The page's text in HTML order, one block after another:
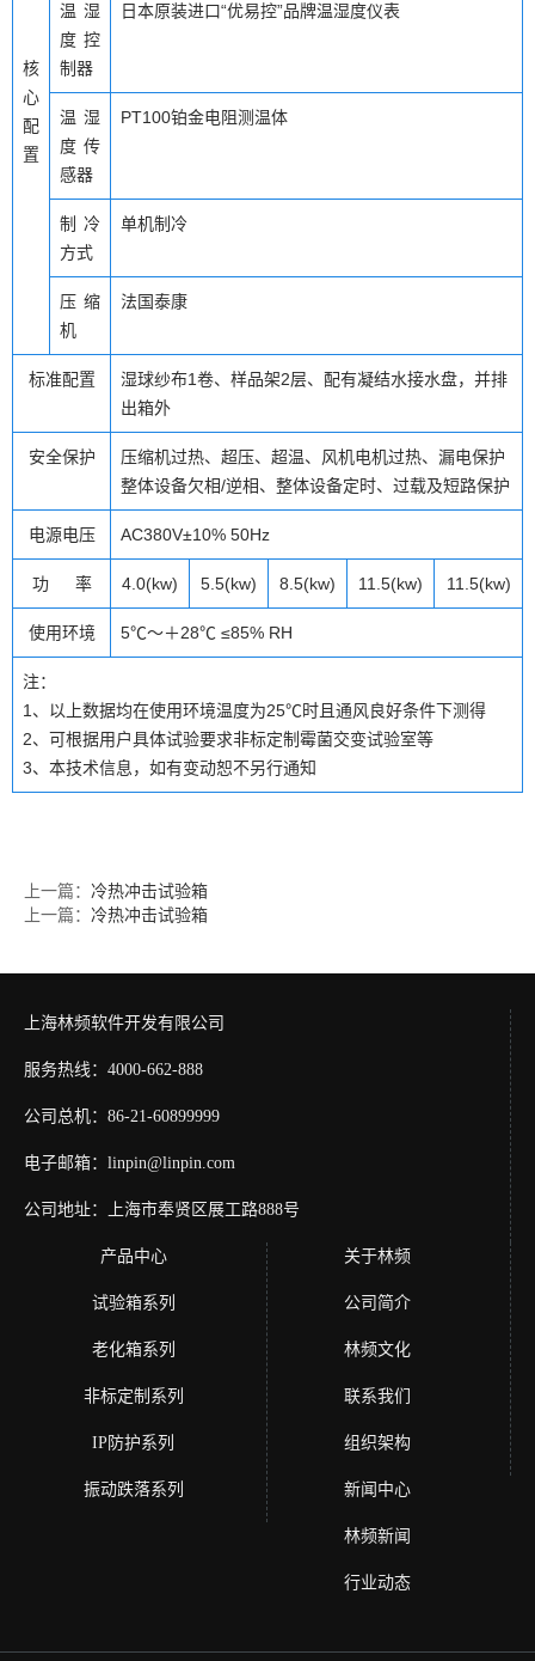
核
心
配
置
温湿
度控
制器
日本原装进口“优易控”品牌温湿度仪表
温湿
度传
感器
PT100铂金电阻测温体
制冷
方式
单机制冷
压 缩
机
法国泰康
标准配置
湿球纱布1卷、样品架2层、配有凝结水接水盘，并排
出箱外
安全保护
压缩机过热、超压、超温、风机电机过热、漏电保护
整体设备欠相/逆相、整体设备定时、过载及短路保护
电源电压 AC380V±10% 50Hz
功 率 4.0(kw) 5.5(kw) 8.5(kw) 11.5(kw) 11.5(kw)
使用环境 5℃～＋28℃ ≤85% RH
注：
1、以上数据均在使用环境温度为25℃时且通风良好条件下测得
2、可根据用户具体试验要求非标定制霉菌交变试验室等
3、本技术信息，如有变动恕不另行通知
上一篇： 冷热冲击试验箱
上一篇： 冷热冲击试验箱
上海林频软件开发有限公司
服务热线：4000-662-888
公司总机：86-21-60899999
电子邮箱：linpin@linpin.com
公司地址：上海市奉贤区展工路888号
产品中心
试验箱系列
老化箱系列
非标定制系列
IP防护系列
振动跌落系列
关于林频
公司简介
林频文化
联系我们
组织架构
新闻中心
林频新闻
行业动态